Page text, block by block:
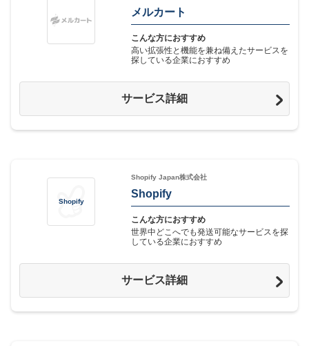
メルカート
こんな方におすすめ
高い拡張性と機能を兼ね備えたサービスを
探している企業におすすめ
サービス詳細
Shopify
Shopify Japan株式会社
Shopify
こんな方におすすめ
世界中どこへでも発送可能なサービスを探
している企業におすすめ
サービス詳細